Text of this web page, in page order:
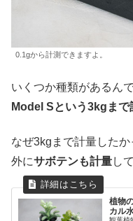
0.1gから計測できますよ。
いくつか種類があるん
Model Sという3kgまで
なぜ3kgまで計量した
外にサボテンも計量し
植物
カル